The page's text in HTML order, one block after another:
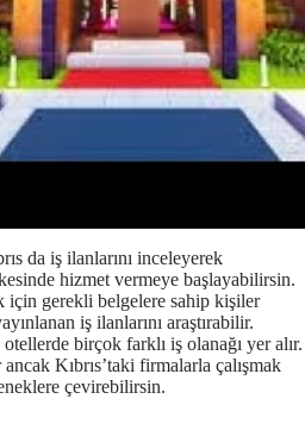
da iş ilanlarını inceleyerek
hizmet vermeye başlayabilirsin.
için gerekli belgelere sahip kişiler
iş ilanlarını araştırabilir.
birçok farklı iş olanağı yer alır.
Kıbrıs’taki firmalarla çalışmak
çevirebilirsin.